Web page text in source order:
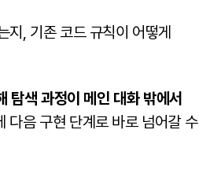
, 기존 코드 규칙이 어떻게
색 과정이 메인 대화 밖에서
다음 구현 단계로 바로 넘어갈 수